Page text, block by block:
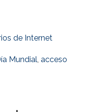
de Internet
Mundial, acceso